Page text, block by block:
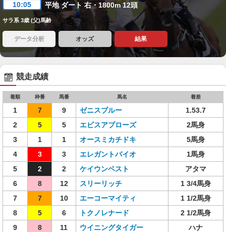
10:05 平地 ダート 右・1800m 12頭
サラ系 3歳 (父)馬齢
データ分析 オッズ 結果
競走成績
着順 枠番 馬番 馬名 着差
1 7 9 ゼニスブルー
1.53.7
2
5 5 エビスアプローズ
2馬身
3
1 1 オースミカチドキ
5馬身
4
3 3 エレガントバイオ
1馬身
5
2 2 ケイウンベスト
アタマ
6
8 12 スリーリッチ
1 3/4馬身
7
7 10 エーコーマイティ
1 1/2馬身
8
5 6 トクノレナード
2 1/2馬身
9
8 11 ウイニングタイガー
ハナ